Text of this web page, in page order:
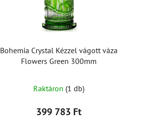
Bohemia Crystal Kézzel vágott váza
Flowers Green 300mm
Raktáron (1 db)
399 783 Ft